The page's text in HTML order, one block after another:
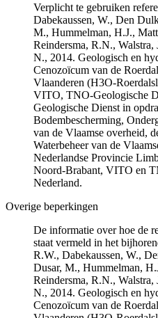
Verplicht te gebruiken
Dabekaussen, W., Den
M., Hummelman, H.J.,
Reindersma, R.N.,
N., 2014. Geologisch en
Cenozoïcum van de
Vlaanderen (H3O-
VITO, TNO-Geologische
Geologische Dienst in
Bodembescherming,
van de Vlaamse overheid,
Waterbeheer van de
Nederlandse Provincie
Noord-Brabant, VITO en
Nederland.
Overige beperkingen
De informatie over hoe de
staat vermeld in het
R.W., Dabekaussen, W.,
Dusar, M., Hummelman,
Reindersma, R.N.,
N., 2014. Geologisch en
Cenozoïcum van de